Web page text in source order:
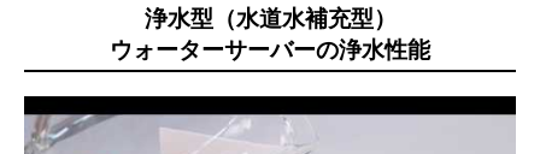
浄水型（水道水補充型）
ウォーターサーバーの浄水性能